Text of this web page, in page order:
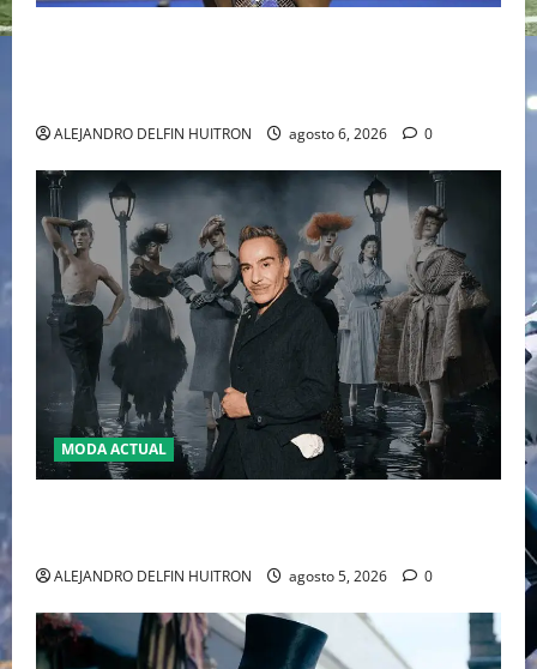
ALEJANDRO DELFIN HUITRON agosto 6, 2026 0
MODA ACTUAL
ALEJANDRO DELFIN HUITRON agosto 5, 2026 0